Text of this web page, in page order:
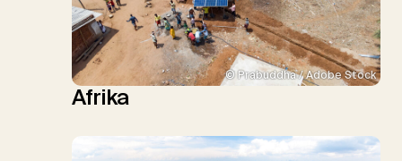
© Prabuddha / Adobe Stock
Afrika